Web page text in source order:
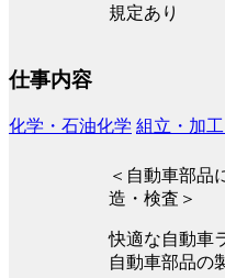
規定あり
仕事内容
化学・石油化学 組立・加
＜自動車部品
造・検査＞
快適な自動車
自動車部品の